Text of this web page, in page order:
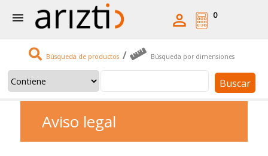
 
Búsqueda de productos / Búsqueda por dimensiones
Buscar
0
Aviso legal